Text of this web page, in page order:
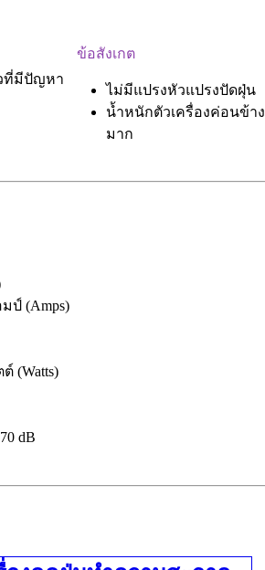
ที่มีปัญหา
ข้อสังเกต
ไม่มีแปรงหัวแปรงปัดฝุ่น
น้ำหนักตัวเครื่องค่อนข้าง
มาก
ป์ (Amps)
(Watts)
dB